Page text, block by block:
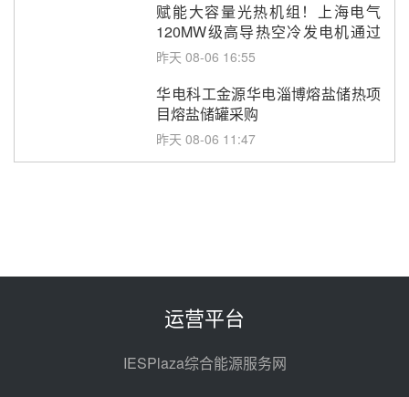
赋能大容量光热机组！上海电气
120MW级高导热空冷发电机通过
型式试验
昨天 08-06 16:55
华电科工金源华电淄博熔盐储热项
目熔盐储罐采购
昨天 08-06 11:47
光热示范电站二列蒸汽发生器设备
热发电工程EPC总承包项目熔盐截
运营平台
IESPlaza综合能源服务网